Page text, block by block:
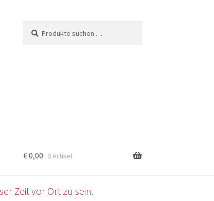
nach:
€0,00 0 Artikel
Zeit vor Ort zu sein.